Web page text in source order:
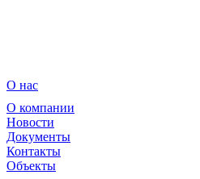
О нас
О компании
Новости
Документы
Контакты
Объекты